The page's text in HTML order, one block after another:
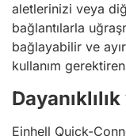
aletlerinizi veya
bağlantılarla
bağlayabilir ve
kullanım
Einhell Quick-